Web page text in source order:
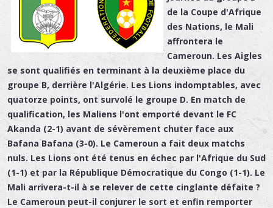
de la Coupe d'Afrique
des Nations, le Mali
affrontera le
Cameroun. Les Aigles
se sont qualifiés en terminant à la deuxième place du
groupe B, derrière l'Algérie. Les Lions indomptables, avec
quatorze points, ont survolé le groupe D. En match de
qualification, les Maliens l'ont emporté devant le FC
Akanda (2-1) avant de sévèrement chuter face aux
Bafana Bafana (3-0). Le Cameroun a fait deux matchs
nuls. Les Lions ont été tenus en échec par l'Afrique du Sud
(1-1) et par la République Démocratique du Congo (1-1). Le
Mali arrivera-t-il à se relever de cette cinglante défaite ?
Le Cameroun peut-il conjurer le sort et enfin remporter